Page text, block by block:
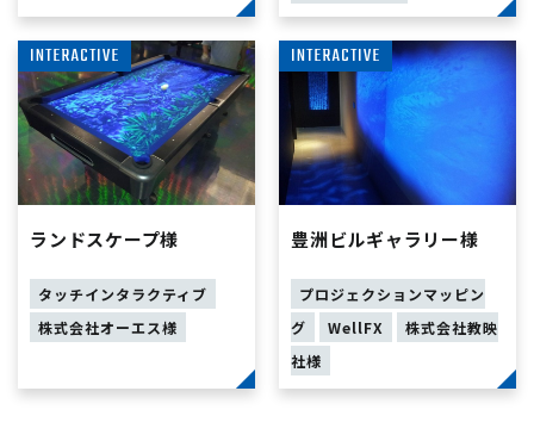
INTERACTIVE
ランドスケープ様
タッチインタラクティブ
株式会社オーエス様
INTERACTIVE
豊洲ビルギャラリー様
プロジェクションマッピン
グ
WellFX
株式会社教映
社様